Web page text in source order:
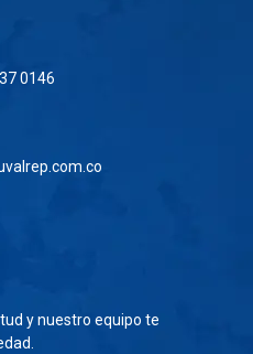
0146
y nuestro equipo te